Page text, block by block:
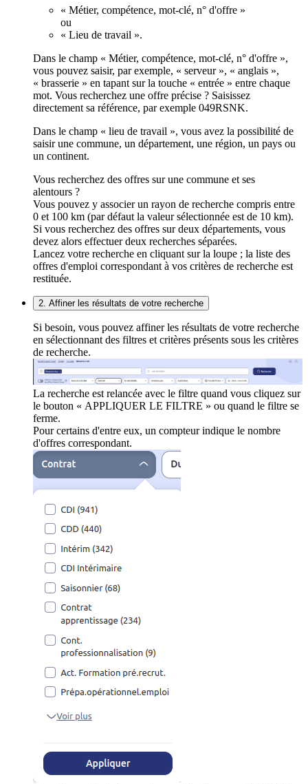
« Métier, compétence, mot-clé, n° d'offre »
ou
« Lieu de travail ».
Dans le champ « Métier, compétence, mot-clé, n° d'offre »,
vous pouvez saisir, par exemple, « serveur », « anglais »,
« brasserie » en tapant sur la touche « entrée » entre chaque
mot. Vous recherchez une offre précise ? Saisissez
directement sa référence, par exemple 049RSNK.
Dans le champ « lieu de travail », vous avez la possibilité de
saisir une commune, un département, une région, un pays ou
un continent.
Vous recherchez des offres sur une commune et ses
alentours ?
Vous pouvez y associer un rayon de recherche compris entre
0 et 100 km (par défaut la valeur sélectionnée est de 10 km).
Si vous recherchez des offres sur deux départements, vous
devez alors effectuer deux recherches séparées.
Lancez votre recherche en cliquant sur la loupe ; la liste des
offres d'emploi correspondant à vos critères de recherche est
restituée.
2. Affiner les résultats de votre recherche
Si besoin, vous pouvez affiner les résultats de votre recherche
en sélectionnant des filtres et critères présents sous les critères
de recherche.
La recherche est relancée avec le filtre quand vous cliquez sur
le bouton « APPLIQUER LE FILTRE » ou quand le filtre se
ferme.
Pour certains d'entre eux, un compteur indique le nombre
d'offres correspondant.